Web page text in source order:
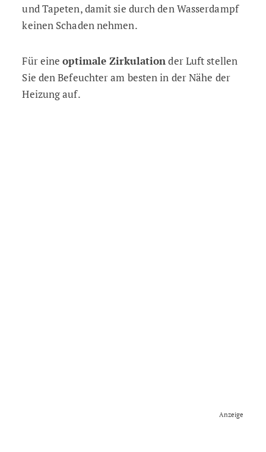
und Tapeten, damit sie durch den Wasserdampf
keinen Schaden nehmen.
Für eineoptimale Zirkulationder Luft stellen
Sie den Befeuchter am besten in der Nähe der
Heizung auf.
Anzeige